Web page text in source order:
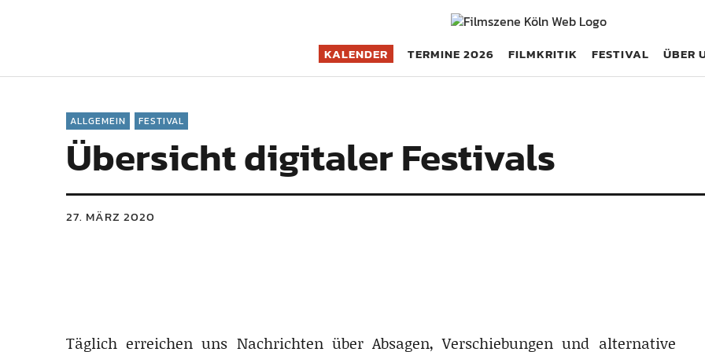
Filmszene Köln
KALENDER TERMINE 2026 FILMKRITIK FESTIVAL ÜBER
ALLGEMEIN FESTIVAL
Übersicht digitaler Festivals
27. MÄRZ 2020
Täglich erreichen uns Nachrichten über Absagen, Verschiebungen und alternative